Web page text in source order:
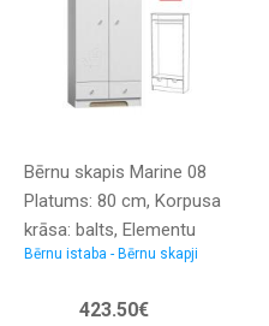
Bērnu skapis Marine 08
Platums: 80 cm, Korpusa
krāsa: balts, Elementu
krāsa: ozols kanjons,
192 cm, Izgatavošanas
Bērnu istaba - Bērnu skapji
423.50€